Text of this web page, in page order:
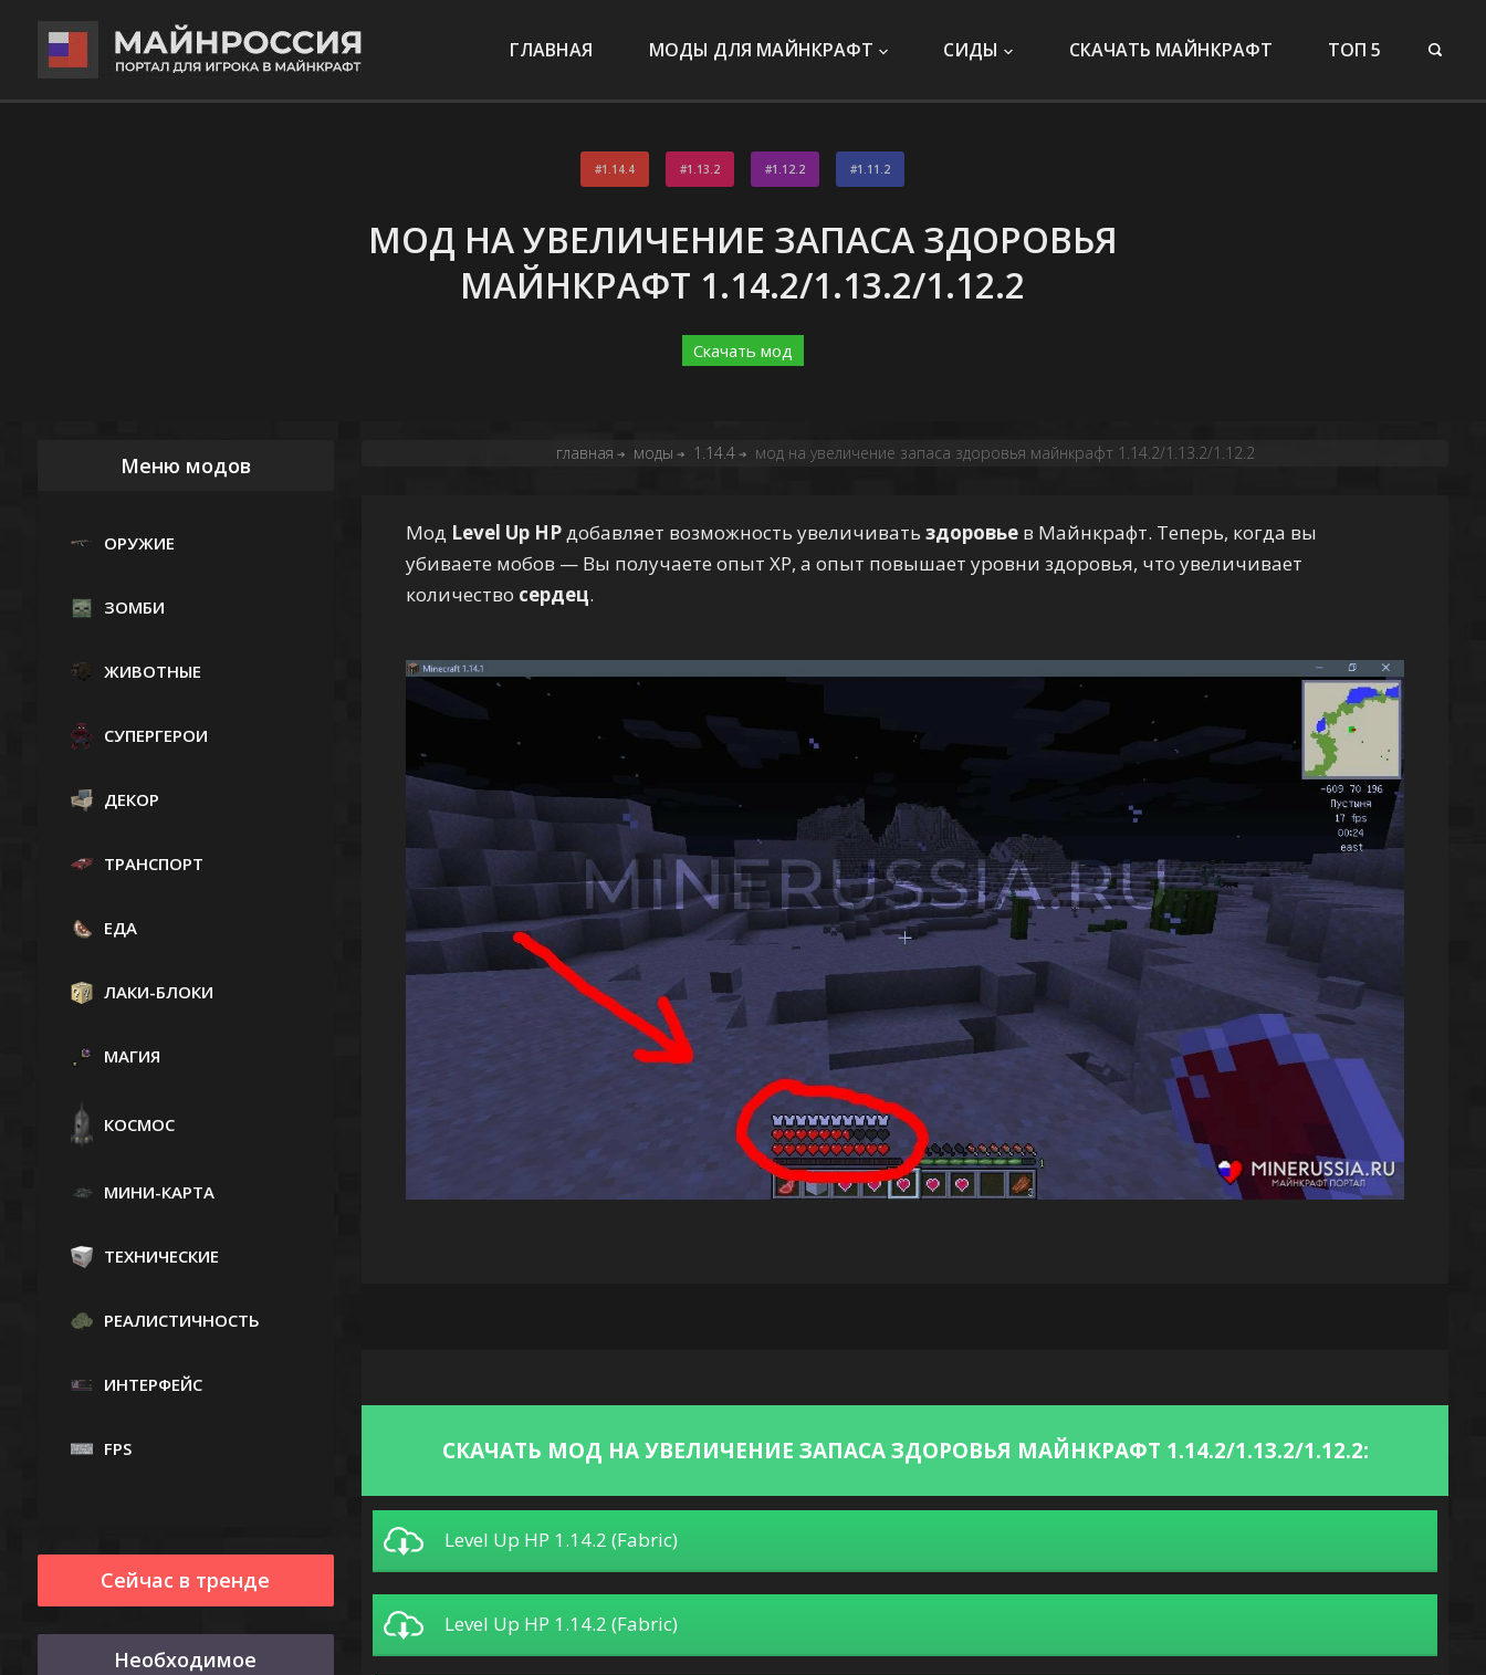
ГЛАВНАЯ МОДЫ ДЛЯ МАЙНКРАФТ СИДЫ СКАЧАТЬ МАЙНКРАФТ ТОП 5
1.14.4 1.13.2 1.12.2 1.11.2
МОД НА УВЕЛИЧЕНИЕ ЗАПАСА ЗДОРОВЬЯ
МАЙНКРАФТ 1.14.2/1.13.2/1.12.2
Скачать мод
главная ➔ моды ➔ 1.14.4 ➔ мод на увеличение запаса здоровья майнкрафт 1.14.2/1.13.2/1.12.2
Мод Level Up HPдобавляет возможность увеличиватьздоровье в Майнкрафт. Теперь, когда вы
убиваете мобов — Вы получаете опыт XP, а опыт повышает уровни здоровья, что увеличивает
количество сердец.
СКАЧАТЬ МОД НА УВЕЛИЧЕНИЕ ЗАПАСА ЗДОРОВЬЯ МАЙНКРАФТ 1.14.2/1.13.2/1.12.2:
Level Up HP 1.14.2 (Fabric)
Level Up HP 1.14.2 (Fabric)
Меню модов
ОРУЖИЕ
ЗОМБИ
ЖИВОТНЫЕ
СУПЕРГЕРОИ
ДЕКОР
ТРАНСПОРТ
ЕДА
ЛАКИ-БЛОКИ
МАГИЯ
КОСМОС
МИНИ-КАРТА
ТЕХНИЧЕСКИЕ
РЕАЛИСТИЧНОСТЬ
ИНТЕРФЕЙС
FPS
Сейчас в тренде
Необходимое